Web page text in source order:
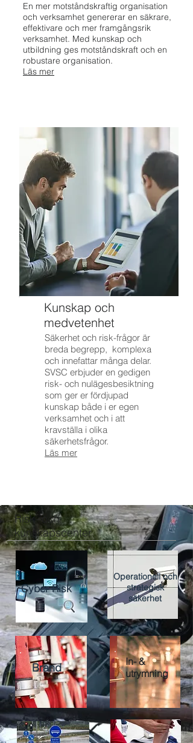
En mer motståndskraftig organisation
och verksamhet genererar en säkrare,
effektivare och mer framgångsrik
verksamhet. Med kunskap och
utbildning ges motståndskraft och en
robustare organisation.
Läs mer
Kunskap och
medvetenhet
Säkerhet och risk-frågor är
breda begrepp, komplexa
och innefattar många delar.
SVSC erbjuder en gedigen
risk- och nulägesbesiktning
som ger er fördjupad
kunskap både i er egen
verksamhet och i att
kravställa i olika
säkerhetsfrågor.
Läs mer
Operationell och
strategisk
säkerhet
Cyber Risk
Brand
In- &
utrymning
Risk- och
kunskapscenter